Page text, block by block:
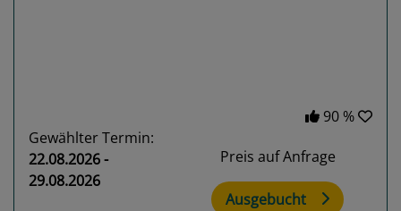
90 %
Gewählter Termin:
22.08.2026 -
29.08.2026
Preis auf Anfrage
Ausgebucht